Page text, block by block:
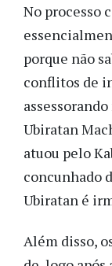
No processo
porque não
conflitos de
Ubiratan
atuou pelo
concunhado
Ubiratan é
Além disso,